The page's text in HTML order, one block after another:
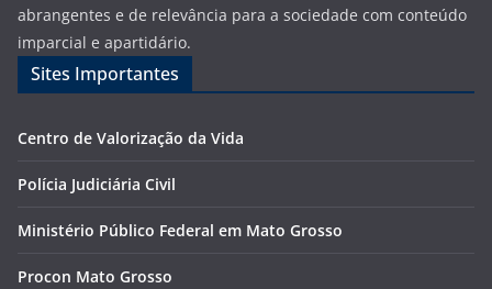
abrangentes e de relevância para a sociedade com conteúdo
imparcial e apartidário.
Sites Importantes
Centro de Valorização da Vida
Polícia Judiciária Civil
Ministério Público Federal em Mato Grosso
Procon Mato Grosso